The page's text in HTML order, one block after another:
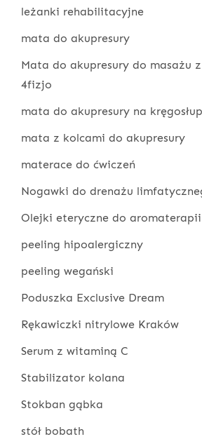
leżanki rehabilitacyjne
mata do akupresury
Mata do akupresury do masażu
4fizjo
mata do akupresury na kręgosłup
mata z kolcami do akupresury
materace do ćwiczeń
Nogawki do drenażu
Olejki eteryczne do aromaterapii
peeling hipoalergiczny
peeling wegański
Poduszka Exclusive Dream
Rękawiczki nitrylowe Kraków
Serum z witaminą C
Stabilizator kolana
Stokban gąbka
stół bobath